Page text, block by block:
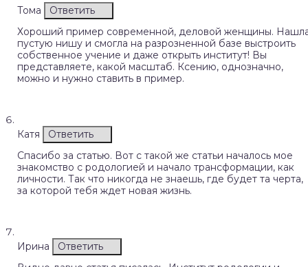
Тома
Ответить
Хороший пример современной, деловой женщины.
пустую нишу и смогла на разрозненной базе выстроить
собственное учение и даже открыть институт! Вы
представляете, какой масштаб. Ксению, однозначно,
можно и нужно ставить в пример.
Катя
Ответить
Спасибо за статью. Вот с такой же статьи началось мое
знакомство с родологией и начало трансформации, как
личности. Так что никогда не знаешь, где будет та черта,
за которой тебя ждет новая жизнь.
Ирина
Ответить